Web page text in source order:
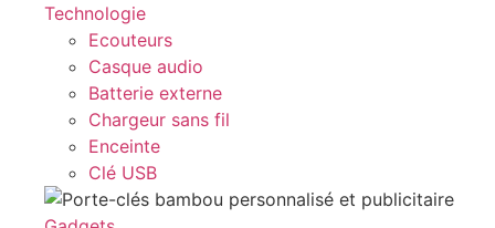
Technologie
Ecouteurs
Casque audio
Batterie externe
Chargeur sans fil
Enceinte
Clé USB